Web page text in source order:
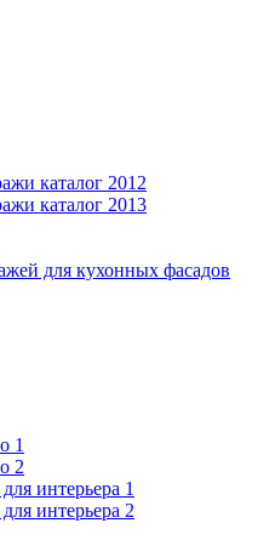
каталог 2012
каталог 2013
для кухонных фасадов
1
2
интерьера 1
интерьера 2